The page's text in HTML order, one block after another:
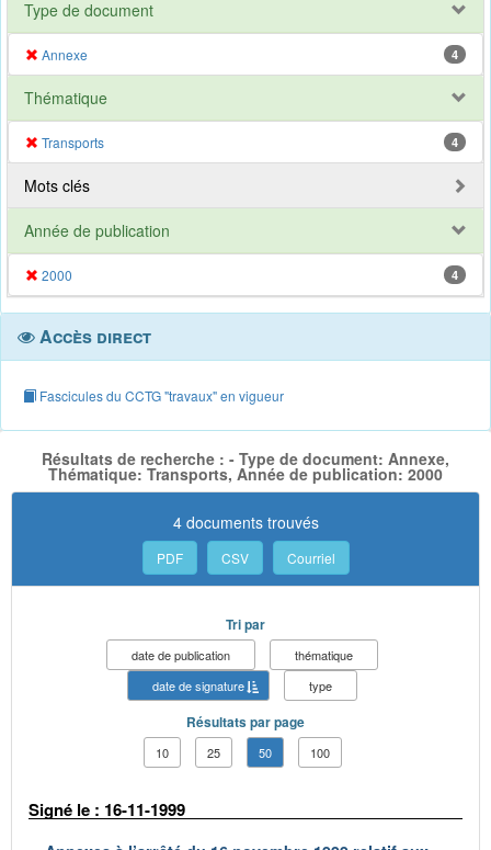
Type de document
Annexe 4
Thématique
Transports 4
Mots clés
Année de publication
2000 4
Accès direct
Fascicules du CCTG "travaux" en vigueur
Résultats de recherche : - Type de document: Annexe,
Thématique: Transports, Année de publication: 2000
4 documents trouvés
PDF CSV Courriel
Tri par
date de publication
thématique
date de signature
type
Résultats par page
10 25 50 100
Signé le : 16-11-1999